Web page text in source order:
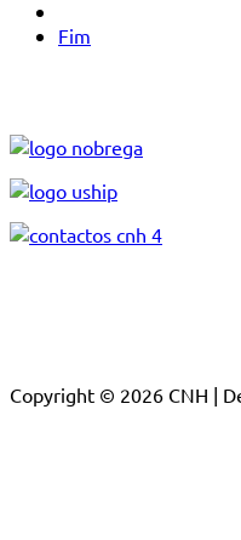
Fim
Copyright © 2026 CNH |